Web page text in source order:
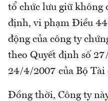
tổ chức lưu giữ không
định, vi phạm Điều 44
động của công ty
theo Quyết định số
24/4/2007 của Bộ Tài
Đồng thời, Công ty